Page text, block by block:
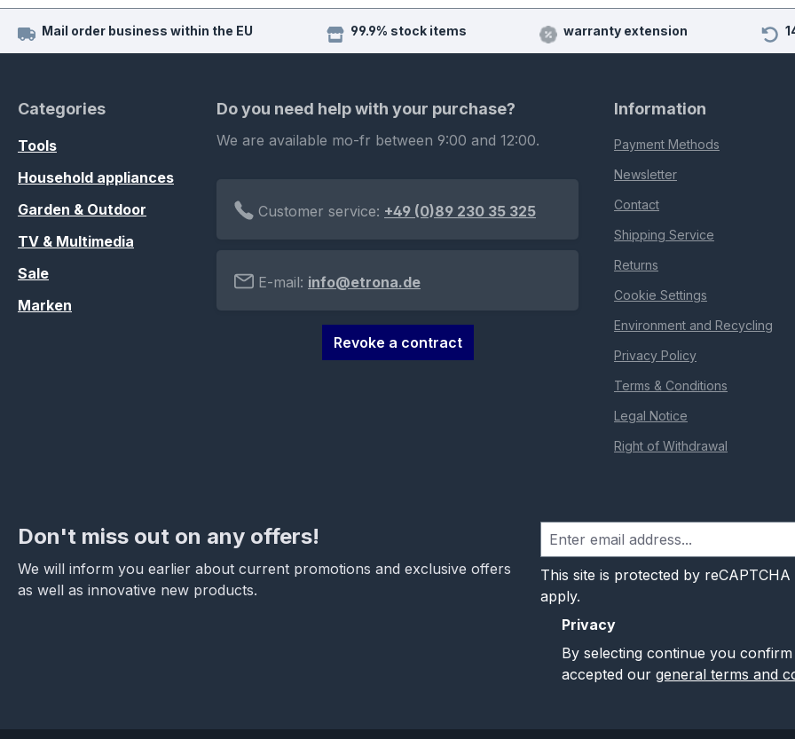
Mail order business within the EU 99.9% stock items warranty extension
Categories
Tools
Household appliances
Garden & Outdoor
TV & Multimedia
Sale
Marken
Do you need help with your purchase?
We are available mo-fr between 9:00 and 12:00.
Customer service: +49 (0)89 230 35 325
E-mail: info@etrona.de
Revoke a contract
Information
Payment Methods
Newsletter
Contact
Shipping Service
Returns
Cookie Settings
Environment and Recycling
Privacy Policy
Terms & Conditions
Legal Notice
Right of Withdrawal
Don't miss out on any offers!
We will inform you earlier about current promotions and exclusive offers
as well as innovative new products.
This site is protected by
apply.
Privacy
By selecting continue you
accepted our general terms and